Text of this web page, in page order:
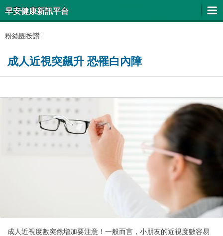
早安健康新訊平台
粉絲團按讚:
成人近視突飆升 恐罹白內障
成人近視度數突然增加要注意！一般而言，小朋友的近視度數容易